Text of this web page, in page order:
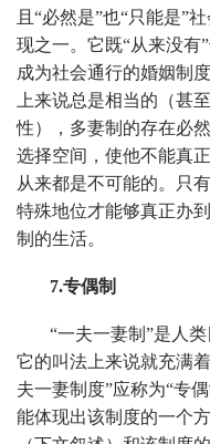
且“必然是”也“只能是”
现之一。它既“从来没有
成为社会通行的婚姻制
上来说总是相当的（甚
性），多妻制的存在必
选择空间，使他不能真
从来都是不可能的。只
特殊地位才能够真正办
制的生活。
7.专偶制
“一夫一妻制”是人
它的叫法上来说就充满
夫一妻制度”应称为“专
能体现出该制度的一个